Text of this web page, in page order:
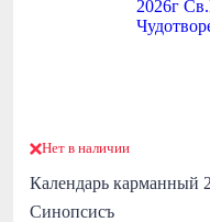
Нет в наличии
Календарь карманный
Синопсисъ